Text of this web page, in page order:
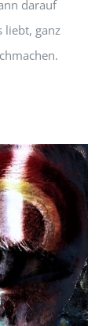
darauf
liebt, ganz